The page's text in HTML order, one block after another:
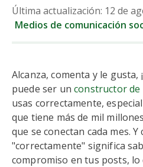
Última actualización: 12 de
Medios de comunicación
Alcanza, comenta y le gusta,
puede ser unconstructor de
usas correctamente,
que tiene más de mil
que se conectan cada mes.
"correctamente" significa
compromiso en tus posts,